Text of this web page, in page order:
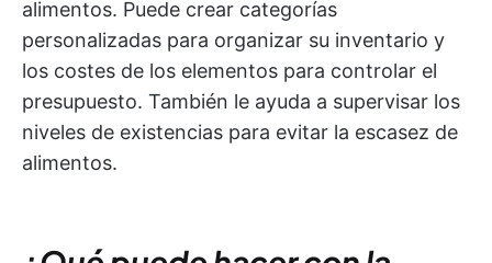
alimentos. Puede crear categorías
personalizadas para organizar su inventario y
los costes de los elementos para controlar el
presupuesto. También le ayuda a supervisar los
niveles de existencias para evitar la escasez de
alimentos.